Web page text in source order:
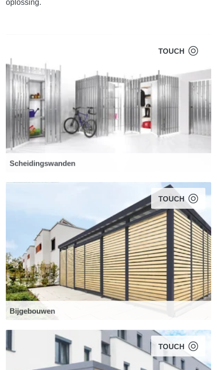
oplossing.
TOUCH
Scheidingswanden
TOUCH
Bijgebouwen
TOUCH